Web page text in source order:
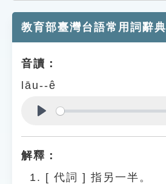
知識索引
遊戲專區
貓頭鷹博士
教育部臺灣台語常用詞辭典
音讀：
lāu--ê
解釋：
[ 代詞 ] 指另一半。